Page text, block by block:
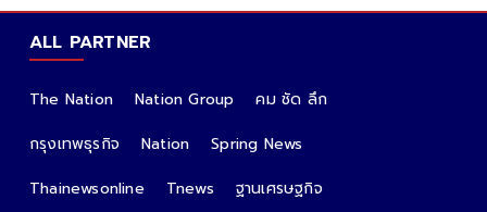
ALL PARTNER
The Nation Nation Group
คม ชัด ลึก
กรุงเทพธุรกิจ
Nation
Spring News
Thainewsonline
Tnews ฐานเศรษฐกิจ